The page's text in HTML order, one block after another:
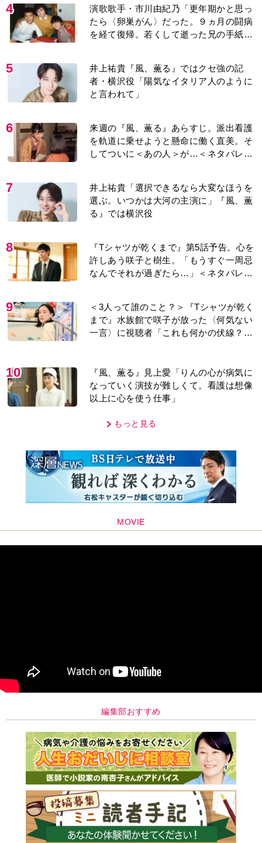
4
演歌歌手・市川由紀乃「更年期かと思っ
たら〈卵巣がん〉だった。９ヵ月の闘病
を経て復帰。若くして逝った兄の手紙を
5
井上祐貴『風、薫る』ではクセ強の記
者・横沢役「陽気なイタリア人のように
と言われて」
6
来週の『風、薫る』あらすじ。派出看護
を軌道に乗せようと懸命に働く直美。そ
してついに＜あの人＞が…＜ネタバレあ
7
井上祐貴「選択できるなら大変なほうを
選ぶ。いつかは大河の主演に」『風、薫
る』では横沢役
8
『Tシャツが乾くまで』第5話予告。心を
許しあう咲子と樹生。「もうすぐ一周忌
なんでそれが過ぎたら…」＜ネタバレあ
9
＜3人って誰のこと？＞『Tシャツが乾く
まで』水族館で咲子が放った〈何気ない
一言〉に視聴者「これも何かの伏線？」
10
『風、薫る』見上愛「りんの心が病気に
なっていく演技が難しくて。看護は想像
以上に心を使う仕事」
もっと見る
MOVIE
編集部おすすめ